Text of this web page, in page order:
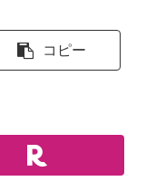
コピー